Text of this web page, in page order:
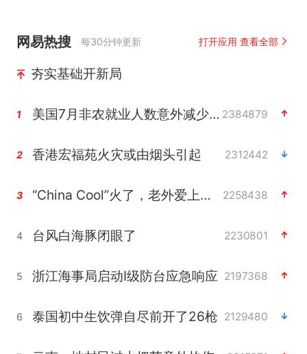
网易热搜 每30分钟更新 打开应用 查看全部
夯实基础开新局
1 美国7月非农就业人数意外减少2.3万人 2384879
2 香港宏福苑火灾或由烟头引起 2312442
3 “China Cool”火了，老外爱上中国避暑游 2258438
4 台风白海豚闭眼了 2230801
5 浙江海事局启动Ⅰ级防台应急响应 2197368
6 泰国初中生饮弹自尽前开了26枪 2129480